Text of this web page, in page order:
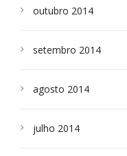
outubro 2014
setembro 2014
agosto 2014
julho 2014